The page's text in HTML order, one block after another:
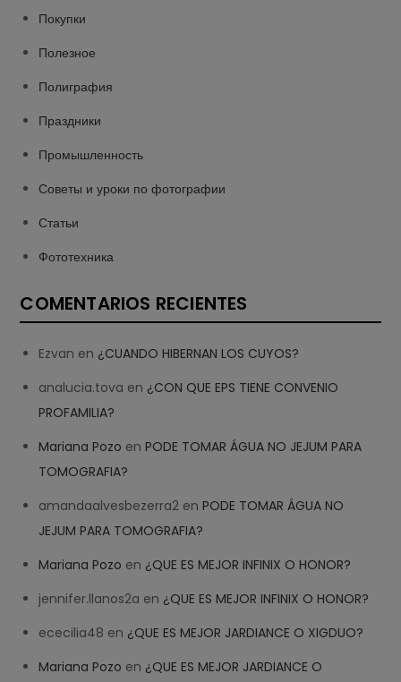
Покупки
Полезное
Полиграфия
Праздники
Промышленность
Советы и уроки по фотографии
Статьи
Фототехника
COMENTARIOS RECIENTES
Ezvan en ¿CUANDO HIBERNAN LOS CUYOS?
analucia.tova en ¿CON QUE EPS TIENE CONVENIO
PROFAMILIA?
Mariana Pozo enPODE TOMAR ÁGUA NO JEJUM PARA
TOMOGRAFIA?
amandaalvesbezerra2 enPODE TOMAR ÁGUA NO
JEJUM PARA TOMOGRAFIA?
Mariana Pozo en ¿QUE ES MEJOR INFINIX O HONOR?
jennifer.llanos2a en ¿QUE ES MEJOR INFINIX O HONOR?
ececilia48 en ¿QUE ES MEJOR JARDIANCE O XIGDUO?
Mariana Pozo en ¿QUE ES MEJOR JARDIANCE O